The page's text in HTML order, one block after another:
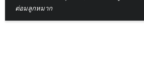
ต่อมลูกหมาก